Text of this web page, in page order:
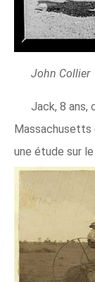
John Collier
Jack, 8 ans,
Massachusetts
une étude sur